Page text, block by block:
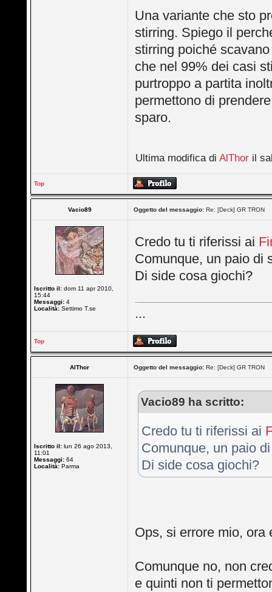
Una variante che sto
stirring. Spiego il
stirring poiché
che nel 99% dei casi
purtroppo a partita
permettono di
sparo.
Ultima modifica diAlThor il
Top
Vacio89 Oggetto del messaggio: Re: [Deck] GR TRON
Iscritto il: dom 11 apr 2010,
15:44
Messaggi: 4
Località: Settimo T.se
Credo tu ti riferissi ai
Comunque, un paio di
Di side cosa giochi?
...
Top
AlThor Oggetto del messaggio: Re: [Deck] GR TRON
Iscritto il: lun 26 ago 2013,
11:01
Messaggi: 64
Località: Parma
Vacio89 ha scritto:
Credo tu ti riferissi ai
Comunque, un paio
Di side cosa giochi?
Ops, si errore mio,
Comunque no, non
e quinti non ti